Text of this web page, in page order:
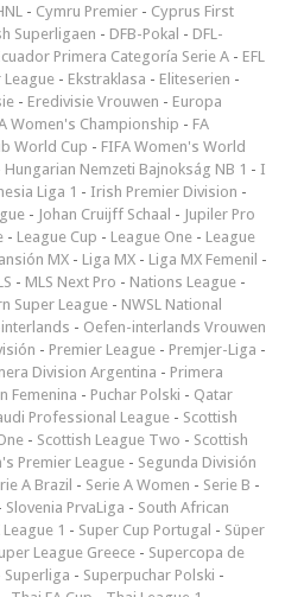
- Cymru Premier - Cyprus First
Superligaen - DFB-Pokal - DFL-
Primera Categoría Serie A - EFL
League - Ekstraklasa - Eliteserien -
- Eredivisie Vrouwen - Europa
Women's Championship - FA
World Cup - FIFA Women's World
Hungarian Nemzeti Bajnokság NB 1 - I
Liga 1 - Irish Premier Division -
- Johan Cruijff Schaal - Jupiler Pro
- League Cup - League One - League
MX - Liga MX - Liga MX Femenil -
- MLS Next Pro - Nations League -
Super League - NWSL National
- Oefen-interlands Vrouwen
- Premier League - Premjer-Liga -
Division Argentina - Primera
Femenina - Puchar Polski - Qatar
Professional League - Scottish
- Scottish League Two - Scottish
Premier League - Segunda División
A Brazil - Serie A Women - Serie B -
Slovenia PrvaLiga - South African
1 - Super Cup Portugal - Süper
League Greece - Supercopa de
Superliga - Superpuchar Polski -